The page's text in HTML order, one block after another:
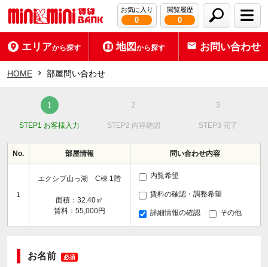
お気に入り
0
閲覧履歴
0
エリアから探す 地図から探す お問い合わせ
HOME 部屋問い合わせ
STEP1 お客様入力 STEP2 内容確認 STEP3 完了
No. 部屋情報 問い合わせ内容
1
エクシブ山っ湖 C棟 1階
面積：32.40㎡
賃料：55,000円
内覧希望
賃料の確認・調整希望
詳細情報の確認 その他
お名前 必須